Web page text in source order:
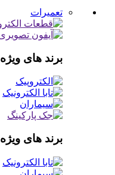
تعمیرات
برند های ویژه
برند های ویژه